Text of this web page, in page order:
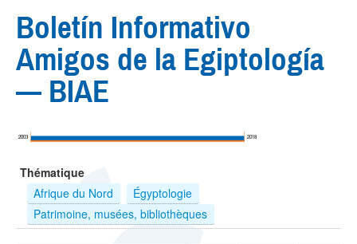
Recherche
avancée
ES
?
Boletín Informativo
Amigos de la Egiptología
— BIAE
2003 2018
Thématique
Afrique du Nord
Égyptologie
Patrimoine, musées, bibliothèques